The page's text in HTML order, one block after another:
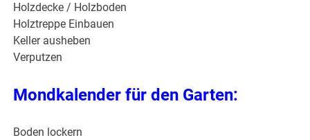
Holzdecke / Holzboden
Holztreppe Einbauen
Keller ausheben
Verputzen
Mondkalender für den Garten:
Boden lockern